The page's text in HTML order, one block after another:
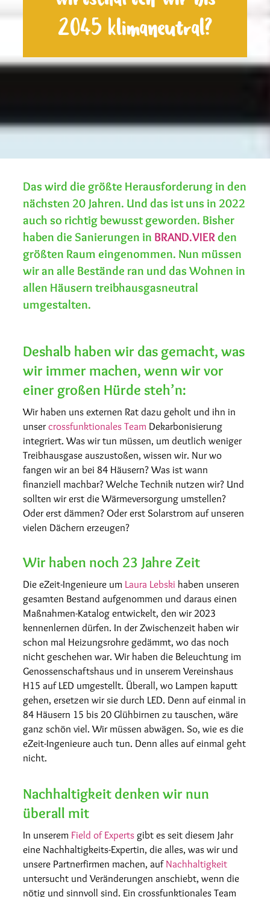
2045 klimaneutral?
Das wird die größte Herausforderung in den
nächsten 20 Jahren. Und das ist uns in 2022
auch so richtig bewusst geworden. Bisher
haben die Sanierungen in BRAND.VIERden
größten Raum eingenommen. Nun müssen
wir an alle Bestände ran und das Wohnen in
allen Häusern treibhausgasneutral
umgestalten.
Deshalb haben wir das gemacht, was
wir immer machen, wenn wir vor
einer großen Hürde steh’n:
Wir haben uns externen Rat dazu geholt und ihn in
unsercrossfunktionales Team Dekarbonisierung
integriert. Was wir tun müssen, um deutlich weniger
Treibhausgase auszustoßen, wissen wir. Nur wo
fangen wir an bei 84 Häusern? Was ist wann
finanziell machbar? Welche Technik nutzen wir? Und
sollten wir erst die Wärmeversorgung umstellen?
Oder erst dämmen? Oder erst Solarstrom auf unseren
vielen Dächern erzeugen?
Wir haben noch 23 Jahre Zeit
Die eZeit-Ingenieure um Laura Lebski haben unseren
gesamten Bestand aufgenommen und daraus einen
Maßnahmen-Katalog entwickelt, den wir 2023
kennenlernen dürfen. In der Zwischenzeit haben wir
schon mal Heizungsrohre gedämmt, wo das noch
nicht geschehen war. Wir haben die Beleuchtung im
Genossenschaftshaus und in unserem Vereinshaus
H15 auf LED umgestellt. Überall, wo Lampen kaputt
gehen, ersetzen wir sie durch LED. Denn auf einmal in
84 Häusern 15 bis 20 Glühbirnen zu tauschen, wäre
ganz schön viel. Wir müssen abwägen. So, wie es die
eZeit-Ingenieure auch tun. Denn alles auf einmal geht
nicht.
Nachhaltigkeit denken wir nun
überall mit
In unserem Field of Experts gibt es seit diesem Jahr
eine Nachhaltigkeits-Expertin, die alles, was wir und
unsere Partnerfirmen machen, auf Nachhaltigkeit
untersucht und Veränderungen anschiebt, wenn die
nötig und sinnvoll sind. Ein crossfunktionales Team